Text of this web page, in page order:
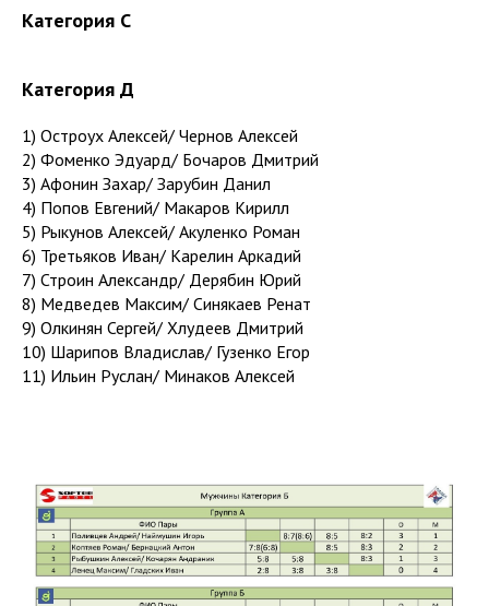
Категория С
Категория Д
1) Остроух Алексей/ Чернов Алексей
2) Фоменко Эдуард/ Бочаров Дмитрий
3) Афонин Захар/ Зарубин Данил
4) Попов Евгений/ Макаров Кирилл
5) Рыкунов Алексей/ Акуленко Роман
6) Третьяков Иван/ Карелин Аркадий
7) Строин Александр/ Дерябин Юрий
8) Медведев Максим/ Синякаев Ренат
9) Олкинян Сергей/ Хлудеев Дмитрий
10) Шарипов Владислав/ Гузенко Егор
11) Ильин Руслан/ Минаков Алексей